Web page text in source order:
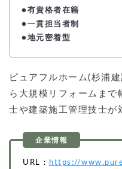
● 有資格者在籍
●一貫担当者制
●地元密着型
ピュアフルホーム(杉浦
ら大規模リフォームまで
士や建築施工管理技士が
URL：
https://